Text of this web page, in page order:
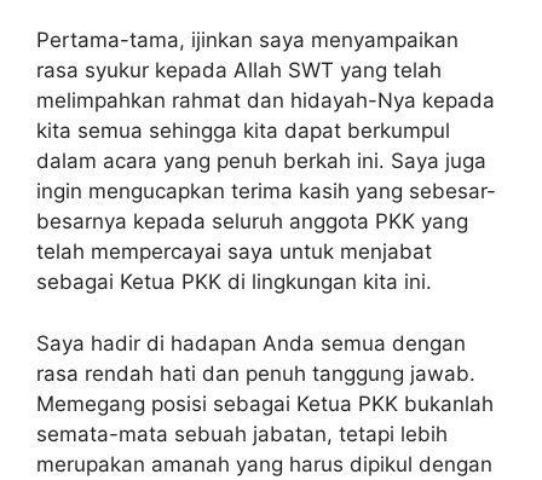
Pertama-tama, ijinkan saya menyampaikan
rasa syukur kepada Allah SWT yang telah
melimpahkan rahmat dan hidayah-Nya kepada
kita semua sehingga kita dapat berkumpul
dalam acara yang penuh berkah ini. Saya juga
ingin mengucapkan terima kasih yang sebesar-
besarnya kepada seluruh anggota PKK yang
telah mempercayai saya untuk menjabat
sebagai Ketua PKK di lingkungan kita ini.
Saya hadir di hadapan Anda semua dengan
rasa rendah hati dan penuh tanggung jawab.
Memegang posisi sebagai Ketua PKK bukanlah
semata-mata sebuah jabatan, tetapi lebih
merupakan amanah yang harus dipikul dengan